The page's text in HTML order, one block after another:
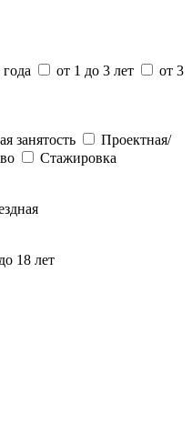
от 1 до 3 лет
от 3
занятость
Проектная/
Стажировка
18 лет